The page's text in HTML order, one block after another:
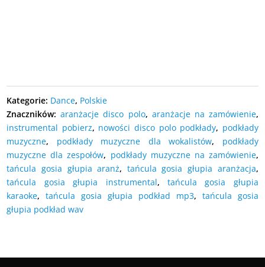
Kategorie: Dance, Polskie
Znaczników:aranżacje disco polo, aranżacje na zamówienie,
instrumental pobierz, nowości disco polo podkłady, podkłady
muzyczne, podkłady muzyczne dla wokalistów, podkłady
muzyczne dla zespołów, podkłady muzyczne na zamówienie,
tańcula gosia głupia aranż, tańcula gosia głupia aranżacja,
tańcula gosia głupia instrumental, tańcula gosia głupia
karaoke,tańcula gosia głupia podkład mp3, tańcula gosia
głupia podkład wav